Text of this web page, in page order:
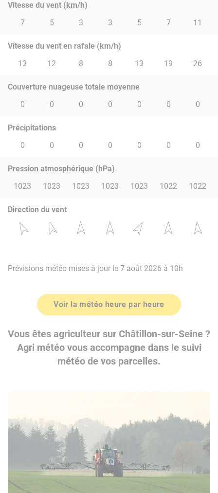
Vitesse du vent (km/h)
7
5 3 3 5 7 11
Vitesse du vent en rafale (km/h)
13
12 8 8 13 19 26
Couverture nuageuse totale moyenne
0
0 0 0 0 0 0
Précipitations
0
0 0 0 0 0 0
Pression atmosphérique (hPa)
1023
1023 1023 1023 1023 1022 1022
Direction du vent
Prévisions météo mises à jour le 7 août 2026 à 10h
Voir la météo heure par heure
Vous êtes agriculteur sur Châtillon-sur-Seine ?
Agri météo vous accompagne dans le suivi
météo de vos parcelles.